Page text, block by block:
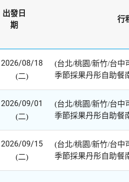
出發日
期
行
2026/08/18
(二)
(台北/桃園/新竹/台中
季節採果丹彤自助餐
2026/09/01
(二)
(台北/桃園/新竹/台中
季節採果丹彤自助餐
2026/09/15
(二)
(台北/桃園/新竹/台中
季節採果丹彤自助餐